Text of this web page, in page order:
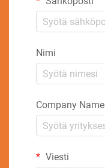
Nimi
Company Name
Viesti